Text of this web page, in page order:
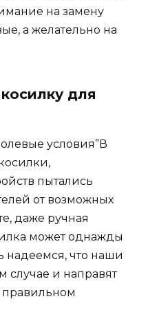
на замену
а желательно на
для
условия”В
пытались
от возможных
даже ручная
может однажды
надеемся, что наши
случае и направят
правильном